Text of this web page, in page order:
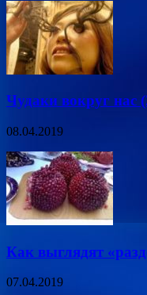
Чудаки вокруг нас
08.04.2019
Как выглядят
07.04.2019